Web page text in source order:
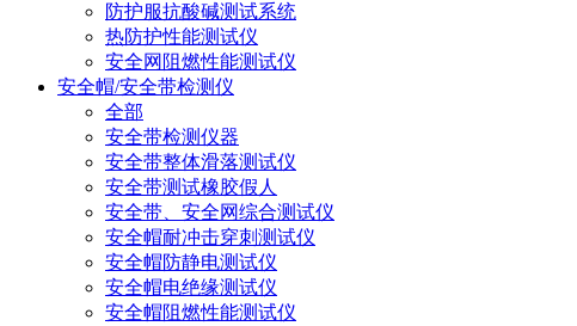
防护服抗酸碱测试系统
热防护性能测试仪
安全网阻燃性能测试仪
安全帽/安全带检测仪
全部
安全带检测仪器
安全带整体滑落测试仪
安全带测试橡胶假人
安全带、安全网综合测试仪
安全帽耐冲击穿刺测试仪
安全帽防静电测试仪
安全帽电绝缘测试仪
安全帽阻燃性能测试仪